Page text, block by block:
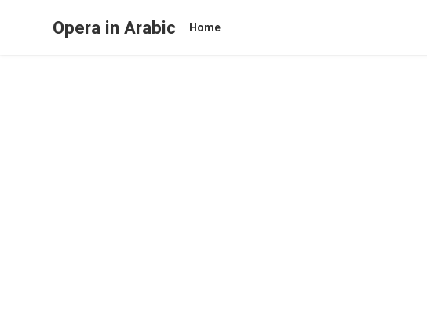
Opera in Arabic Home